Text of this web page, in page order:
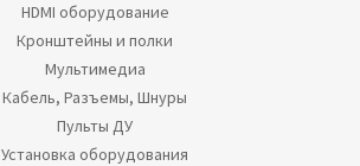
HDMI оборудование
Кронштейны и полки
Мультимедиа
Кабель, Разъемы, Шнуры
Пульты ДУ
Установка оборудования